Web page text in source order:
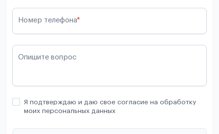
Номер телефона*
Опишите вопрос
Я подтверждаю и даю свое согласие на обработку
моих персональных данных